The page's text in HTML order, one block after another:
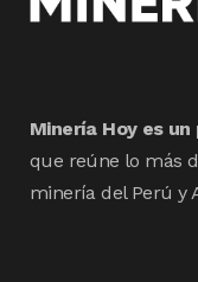
Minería Hoy es
que reúne lo más
minería del Perú y